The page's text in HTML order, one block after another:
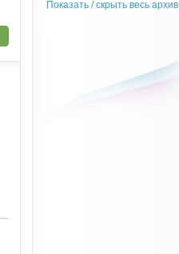
Показать / скрыть весь архив